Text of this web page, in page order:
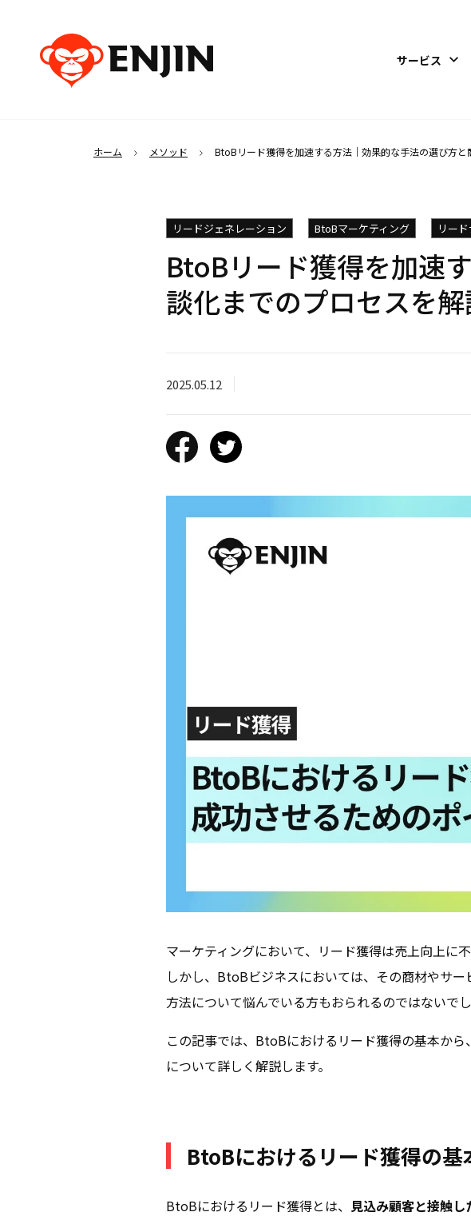
サービス
ホーム メソッド BtoBリード獲得を加速する方法｜効果的な手法の選び方
リードジェネレーション BtoBマーケティング リー
BtoBリード獲得を加速
談化までのプロセスを
2025.05.12
マーケティングにおいて、リード獲得は売上向上に不
しかし、BtoBビジネスにおいては、その商材やサ
方法について悩んでいる方もおられるのではないでし
この記事では、BtoBにおけるリード獲得の基本か
について詳しく解説します。
BtoBにおけるリード獲得の基
BtoBにおけるリード獲得とは、 見込み顧客と接触